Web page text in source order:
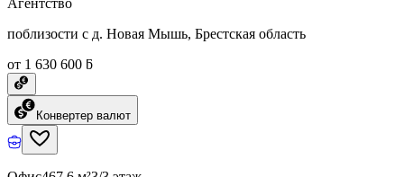
поблизости с д. Новая Мышь, Брестская область
от 1 630 600 ƃ
Конвертер валют